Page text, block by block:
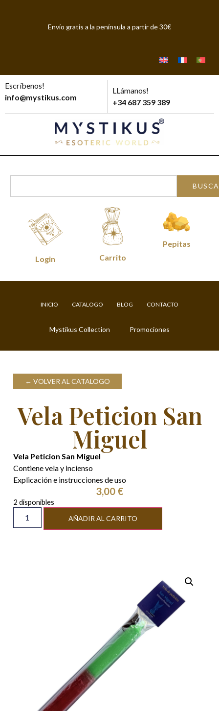
Envío gratis a la península a partir de 30€
Escríbenos!
info@mystikus.com
LLámanos!
+34 687 359 389
Login Carrito
Pepitas
INICIO CATALOGO BLOG CONTACTO
Mystikus Collection Promociones
VOLVER AL CATALOGO
Vela Peticion San
Miguel
Vela Peticion San Miguel
Contiene vela y incienso
Explicación e instrucciones de uso
3,00 €
2 disponibles
AÑADIR AL CARRITO